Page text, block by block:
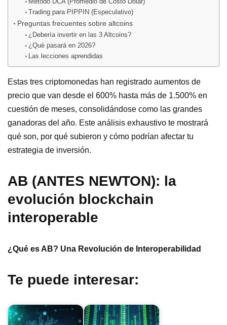
Trading para PIPPIN (Especulativo)
Preguntas frecuentes sobre altcoins
¿Debería invertir en las 3 Altcoins?
¿Qué pasará en 2026?
Las lecciones aprendidas
Estas tres criptomonedas han registrado aumentos de
precio que van desde el 600% hasta más de 1.500% en
cuestión de meses, consolidándose como las grandes
ganadoras del año. Este análisis exhaustivo te mostrará
qué son, por qué subieron y cómo podrían afectar tu
estrategia de inversión.
AB (ANTES NEWTON): la
evolución blockchain
interoperable
¿Qué es AB? Una Revolución de Interoperabilidad
Te puede interesar: